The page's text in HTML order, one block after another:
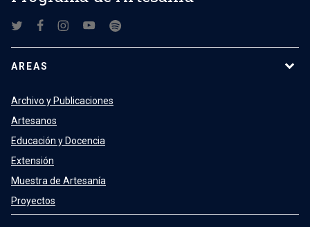
AREAS
Archivo y Publicaciones
Artesanos
Educación y Docencia
Extensión
Muestra de Artesanía
Proyectos